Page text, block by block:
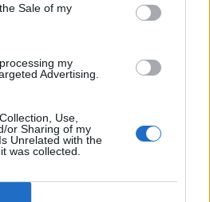
Sale of my
my
Advertising.
Use,
or Sharing of my
Unrelated with the
was collected.
la sua graphic novel
Callas e Irene Papas. In
con il Conservatorio
“Giuseppe Verdi” di
Albertina di Belle
la Fondazione Ellenica